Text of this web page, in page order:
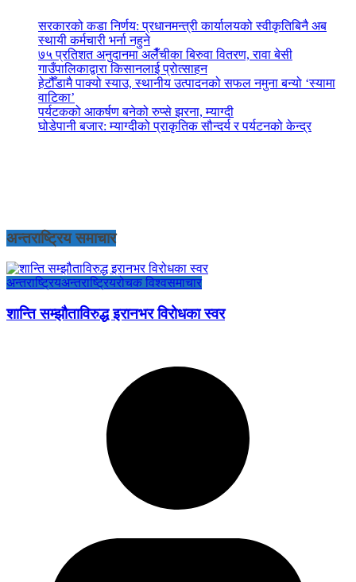
सरकारको कडा निर्णय: प्रधानमन्त्री कार्यालयको स्वीकृतिबिनै अब
स्थायी कर्मचारी भर्ना नहुने
७५ प्रतिशत अनुदानमा अलैँचीका बिरुवा वितरण, रावा बेसी
गाउँपालिकाद्वारा किसानलाई प्रोत्साहन
हेटौँडामै पाक्यो स्याउ, स्थानीय उत्पादनको सफल नमुना बन्यो ‘स्यामा
वाटिका’
पर्यटकको आकर्षण बनेको रुप्से झरना, म्याग्दी
घोडेपानी बजार: म्याग्दीको प्राकृतिक सौन्दर्य र पर्यटनको केन्द्र
अन्तराष्ट्रिय समाचार
अन्तराष्ट्रियअन्तराष्ट्रियरोचक विश्वसमाचार
शान्ति सम्झौताविरुद्ध इरानभर विरोधका स्वर